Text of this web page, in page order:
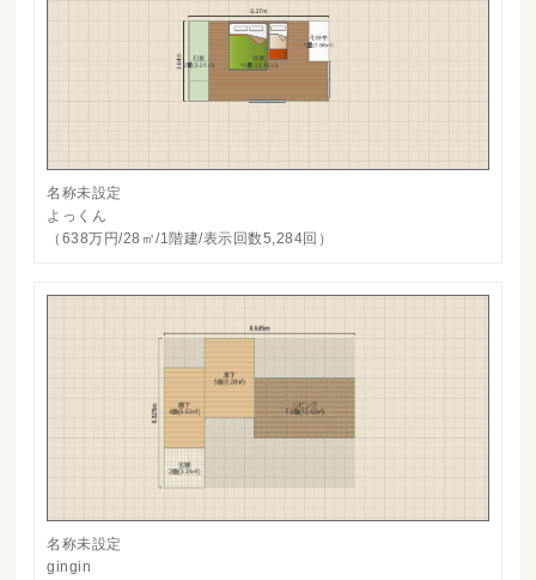
名称未設定
よっくん
（638万円/28㎡/1階建/表示回数5,284回）
名称未設定
gingin